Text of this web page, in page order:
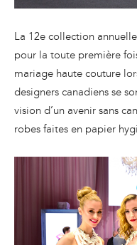
La 12e collection
pour la toute première
mariage haute couture
designers canadiens se
vision d’un avenir sans
robes faites en papier